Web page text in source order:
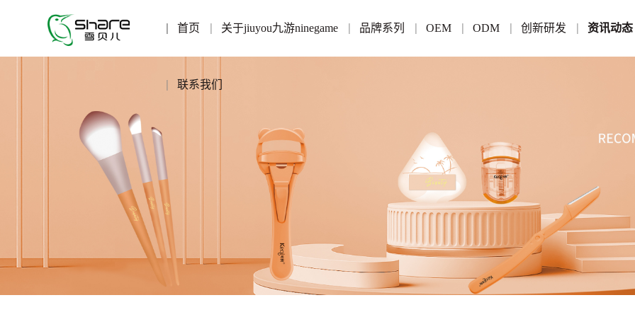
首页 关于jiuyou九游ninegame 品牌系列 OEM ODM 创新研发 资讯动态
联系我们